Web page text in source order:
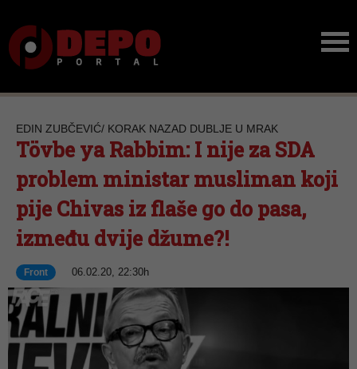
EDIN ZUBČEVIĆ/ KORAK NAZAD DUBLJE U MRAK
Tövbe ya Rabbim: I nije za SDA
problem ministar musliman koji
pije Chivas iz flaše go do pasa,
između dvije džume?!
Front 06.02.20, 22:30h